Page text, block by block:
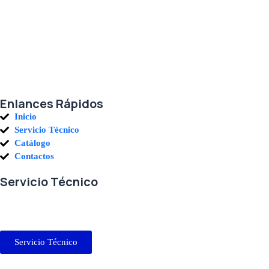
Enlances Rápidos
Inicio
Servicio Técnico
Catálogo
Contactos
Servicio Técnico
Servicio Técnico